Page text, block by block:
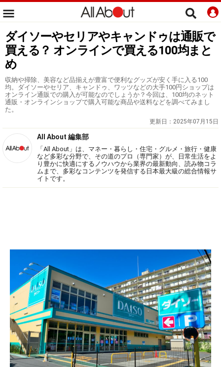
ダイソーやセリアやキャンドゥは通販で
買える？ オンラインで買える100均まと
め
収納や掃除、美容など品揃えが豊富で便利なグッズが安く手に入る100
均。ダイソーやセリア、キャンドゥ、ワッツなどの大手100円ショップは
オンライン通販での購入が可能なのでしょうか？今回は、100均のネット
通販・オンラインショップで購入可能な商品や送料などを調べてみまし
た。
更新日： 2025年07月15日
All About 編集部
「All About」は、マネー・暮らし・住宅・グルメ・旅行・健康
など多彩な分野で、その道のプロ（専門家）が、日常生活をよ
り豊かに快適にするノウハウから業界の最新動向、読み物コラ
ムまで、多彩なコンテンツを発信する日本最大級の総合情報サ
イトです。